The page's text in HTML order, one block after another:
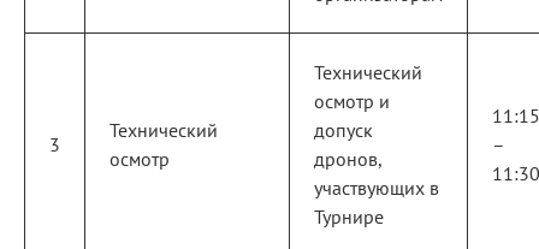
3
Технический
осмотр
Технический
осмотр и
допуск
дронов,
участвующих в
Турнире
11:15
–
11:30